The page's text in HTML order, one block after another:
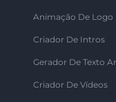
Animação De Logo
Criador De Intros
Gerador De Texto
Criador De Vídeos